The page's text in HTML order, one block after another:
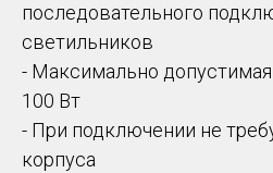
последовательного
светильников
- Максимально
100 Вт
- При подключении не
корпуса